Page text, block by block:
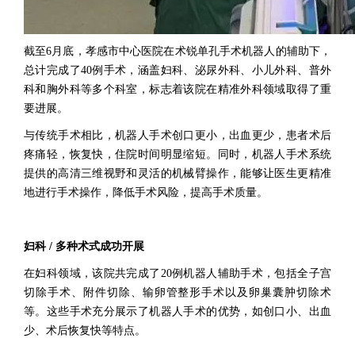
截至6月底，孝感市中心医院在术锐单孔手术机器人的辅助下，
总计完成了40例手术，涵盖妇科、泌尿外科、小儿外科、普外
科和胸外科等多个科室，标志着该院在精准外科领域取得了重
要进展。
与传统手术相比，机器人手术创口更小，出血更少，患者术后
疼痛轻，恢复快，住院时间明显缩短。同时，机器人手术系统
提供的高清三维视野和灵活的机械臂操作，能够让医生更精准
地进行手术操作，降低手术风险，提高手术质量。
妇科 / 多种术式成功开展
在妇科领域，该院共完成了20例机器人辅助手术，包括全子宫
切除手术、附件切除、输卵管整形手术以及卵巢囊肿切除术
等。这些手术充分展示了机器人手术的优势，如创口小、出血
少、术后恢复快等特点。